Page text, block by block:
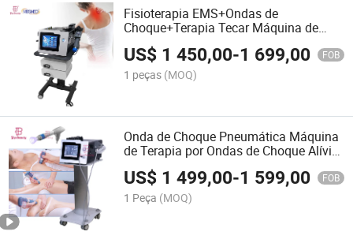
Fisioterapia EMS+Ondas de
Choque+Terapia Tecar Máquina de
Terapia Física Tecar
US$ 1 450,00-1 699,00 FOB
1 peças (MOQ)
Onda de Choque Pneumática Máquina
de Terapia por Ondas de Choque Alívio
da Dor
US$ 1 499,00-1 599,00 FOB
1 Peça (MOQ)